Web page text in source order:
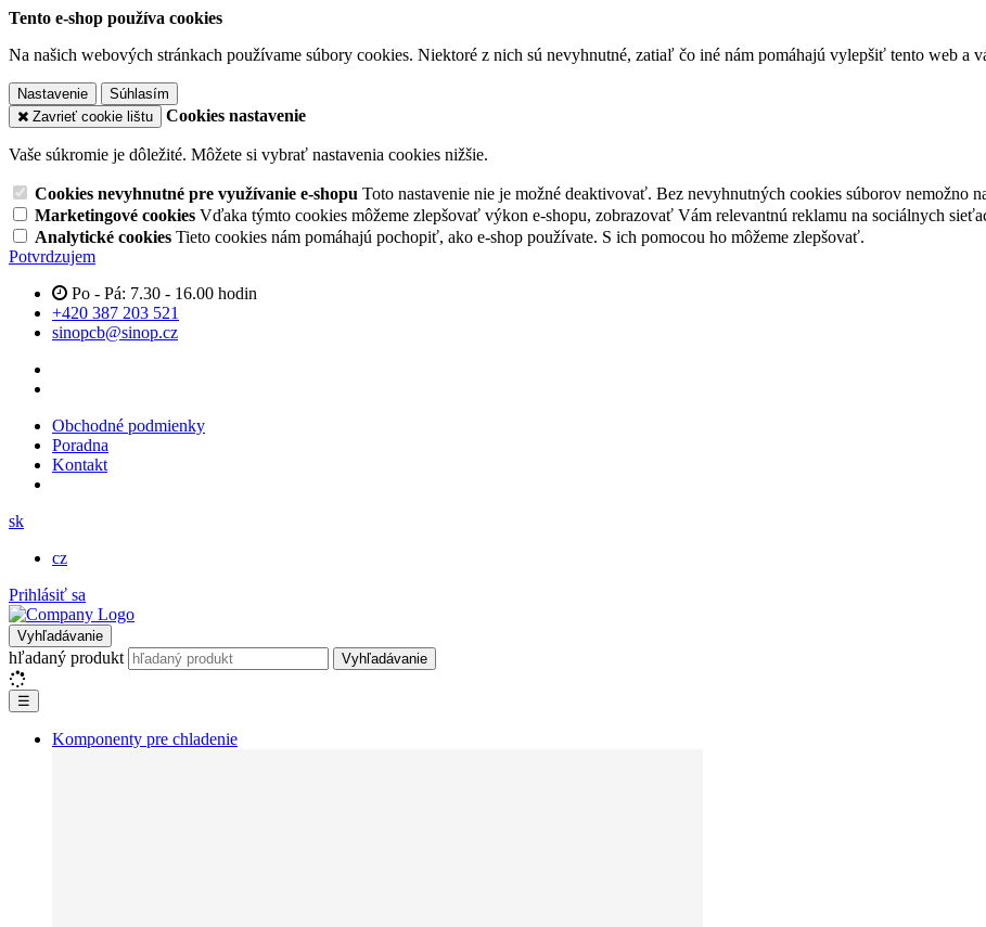
Tento e-shop používa cookies
Na našich webových stránkach používame súbory cookies. Niektoré z nich sú nevyhnutné, zatiaľ čo iné nám pomáhajú vylepšiť tento web a
Nastavenie
Súhlasím
Zavrieť cookie lištu
Cookies nastavenie
Vaše súkromie je dôležité. Môžete si vybrať nastavenia cookies nižšie.
Cookies nevyhnutné pre využívanie e-shopu Toto nastavenie nie je možné deaktivovať. Bez nevyhnutných cookies súborov nemožno
Marketingové cookies Vďaka týmto cookies môžeme zlepšovať výkon e-shopu, zobrazovať Vám relevantnú reklamu na sociálnych
Analytické cookies Tieto cookies nám pomáhajú pochopiť, ako e-shop používate. S ich pomocou ho môžeme zlepšovať.
Potvrdzujem
Po - Pá: 7.30 - 16.00 hodin
+420 387 203 521
sinopcb@sinop.cz
Obchodné podmienky
Poradna
Kontakt
sk
cz
Prihlásiť sa
Vyhľadávanie
hľadaný produkt Vyhľadávanie
☰
Komponenty pre chladenie